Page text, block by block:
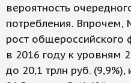
вероятность
потребления. Впрочем,
рост общероссийского
в 2016 году к уровням
до 20,1 трлн руб.